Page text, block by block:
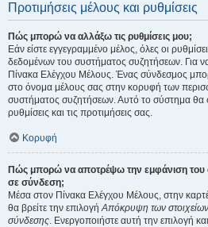
Προτιμήσεις μέλους και ρυθμίσεις
Πώς μπορώ να αλλάξω τις ρυθμίσεις μου;
Εάν είστε εγγεγραμμένο μέλος, όλες οι
δεδομένων του συστήματος συζητήσεων. Για να
Πίνακα Ελέγχου Μέλους. Ένας σύνδεσμος
στο όνομα μέλους σας στην κορυφή των
συστήματος συζητήσεων. Αυτό το σύστημα θα
ρυθμίσεις και τις προτιμήσεις σας.
Κορυφή
Πώς μπορώ να αποτρέψω την εμφάνιση του
σε σύνδεση;
Μέσα στον Πίνακα Ελέγχου Μέλους, στην
θα βρείτε την επιλογήΑπόκρυψη των
σύνδεσης. Ενεργοποιήστε αυτή την επιλογή